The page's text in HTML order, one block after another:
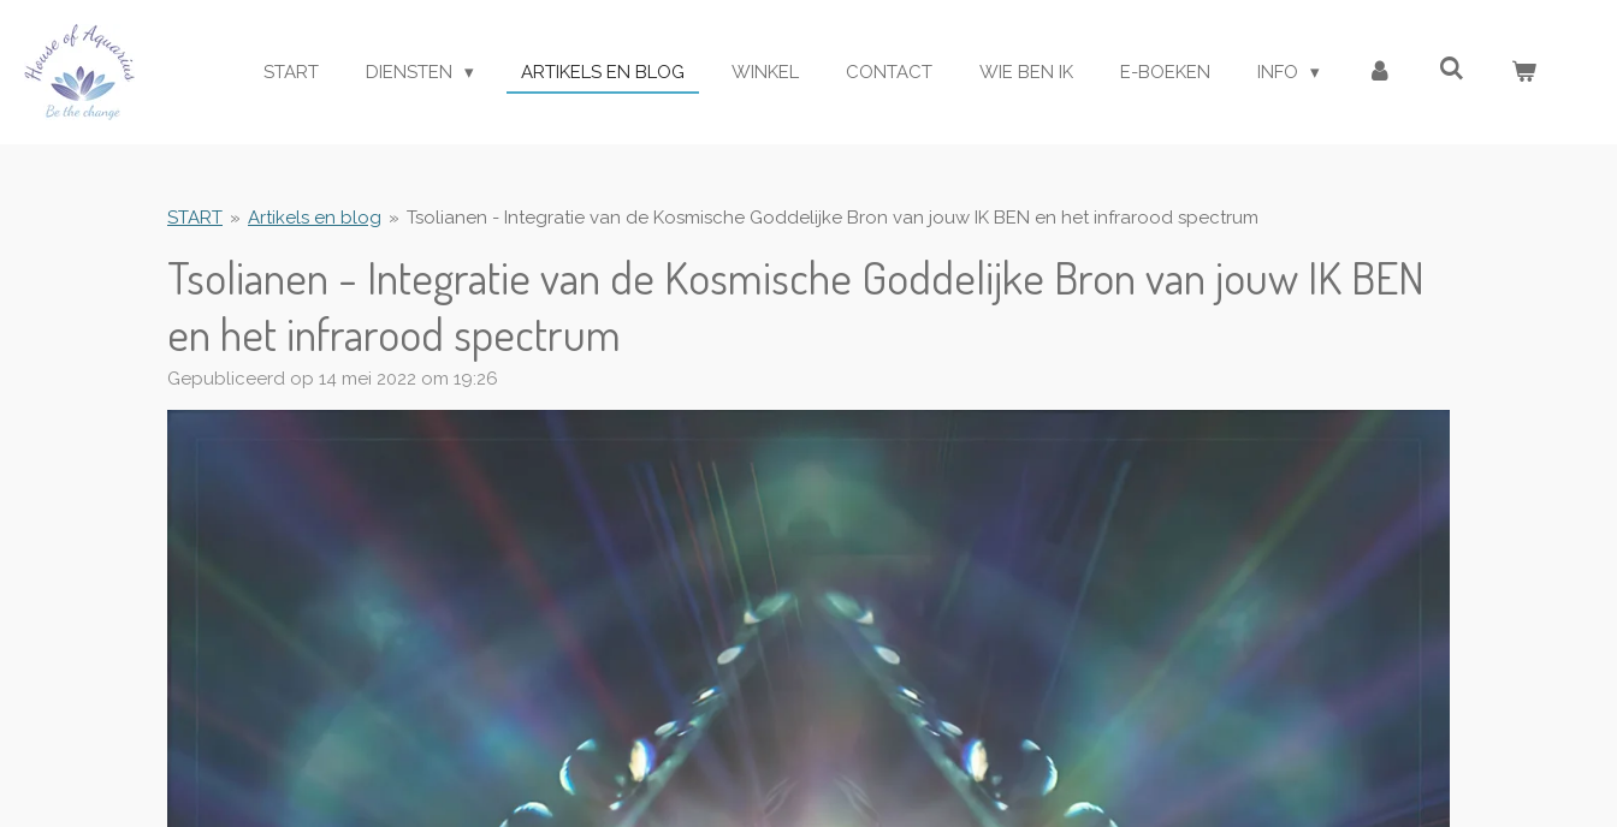
direct
naar
START DIENSTEN ARTIKELS EN BLOG WINKEL CONTACT WIE BEN IK E-BOEKEN INFO
START » Artikels en blog » Tsolianen - Integratie van de Kosmische Goddelijke Bron van jouw IK BEN en het infrarood spectrum
Tsolianen - Integratie van de Kosmische Goddelijke Bron van jouw IK BEN
en het infrarood spectrum
Gepubliceerd op 14 mei 2022 om 19:26